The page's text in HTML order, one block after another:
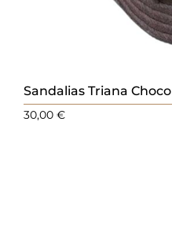
Sandalias Triana Choco
30,00€